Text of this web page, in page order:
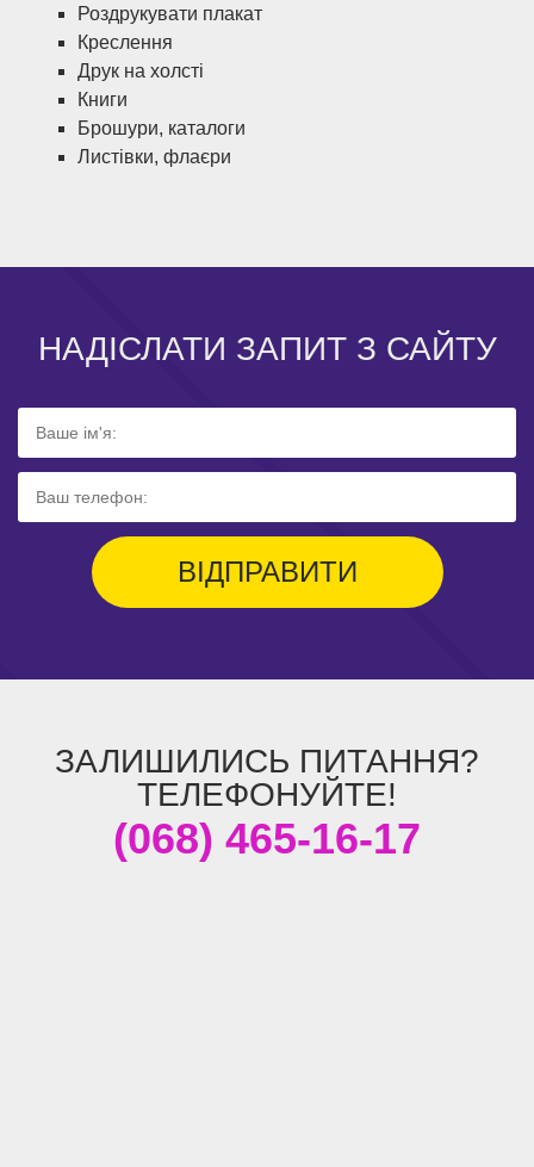
Роздрукувати плакат
Креслення
Друк на холсті
Книги
Брошури, каталоги
Листівки, флаєри
НАДІСЛАТИ ЗАПИТ З САЙТУ
ЗАЛИШИЛИСЬ ПИТАННЯ?
ТЕЛЕФОНУЙТЕ!
(068) 465-16-17